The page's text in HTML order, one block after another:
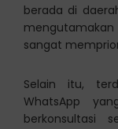
berada di
sangat
Selain itu,
WhatsApp
berkonsultasi